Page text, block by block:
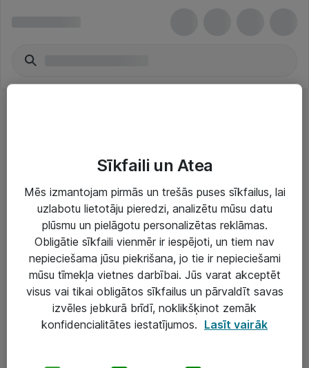
Risinājumi & Pakalpojumi
IT serviss un atbalsts
IT infrastruktūra
Darba vietu IT risinājumi
Sīkfaili un Atea
Mēs izmantojam pirmās un trešās puses sīkfailus, lai
uzlabotu lietotāju pieredzi, analizētu mūsu datu
plūsmu un pielāgotu personalizētas reklāmas.
Obligātie sīkfaili vienmēr ir iespējoti, un tiem nav
nepieciešama jūsu piekrišana, jo tie ir nepieciešami
mūsu tīmekļa vietnes darbībai. Jūs varat akceptēt
visus vai tikai obligātos sīkfailus un pārvaldīt savas
izvēles jebkurā brīdī, noklikšķinot zemāk
konfidencialitātes iestatījumos. Lasīt vairāk